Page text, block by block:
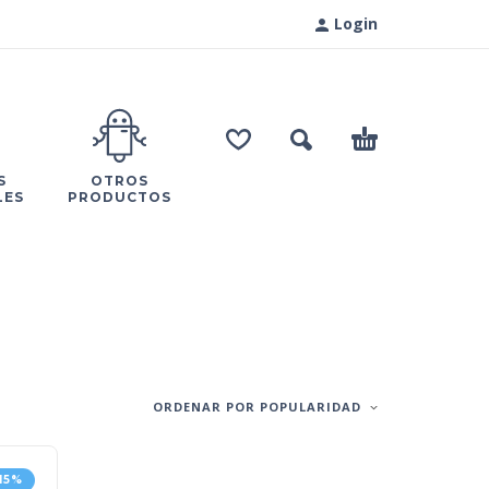
Login
OTROS
PRODUCTOS
ORDENAR POR POPULARIDAD